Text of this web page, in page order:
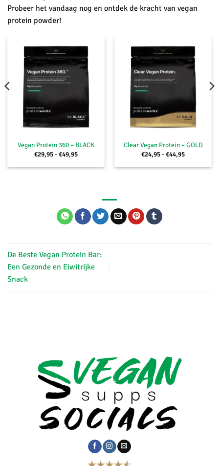
Probeer het vandaag nog en ontdek de kracht van vegan
protein powder!
Vegan Protein 360 – BLACK
€29,95-€49,95Prijsklasse:
tot
Clear Vegan Protein – GOLD
€24,95-€44,95Prijsklasse:
tot
De Beste Vegan Protein Bar:
Een Gezonde en Eiwitrijke
Snack